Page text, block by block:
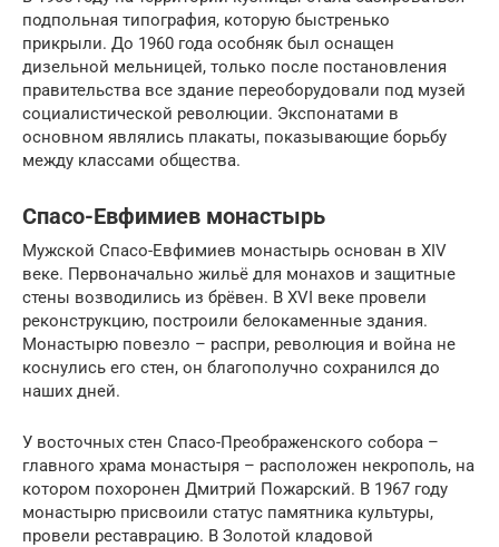
подпольная типография, которую быстренько
прикрыли. До 1960 года особняк был оснащен
дизельной мельницей, только после постановления
правительства все здание переоборудовали под музей
социалистической революции. Экспонатами в
основном являлись плакаты, показывающие борьбу
между классами общества.
Спасо-Евфимиев монастырь
Мужской Спасо-Евфимиев монастырь основан в XIV
веке. Первоначально жильё для монахов и защитные
стены возводились из брёвен. В XVI веке провели
реконструкцию, построили белокаменные здания.
Монастырю повезло – распри, революция и война не
коснулись его стен, он благополучно сохранился до
наших дней.
У восточных стен Спасо-Преображенского собора –
главного храма монастыря – расположен некрополь, на
котором похоронен Дмитрий Пожарский. В 1967 году
монастырю присвоили статус памятника культуры,
провели реставрацию. В Золотой кладовой